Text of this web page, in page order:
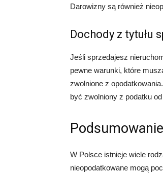
Darowizny są również
Dochody z tytułu
Jeśli sprzedajesz
pewne warunki, które
zwolnione z
być zwolniony z podatku
Podsumowanie
W Polsce istnieje wiele
nieopodatkowane mogą